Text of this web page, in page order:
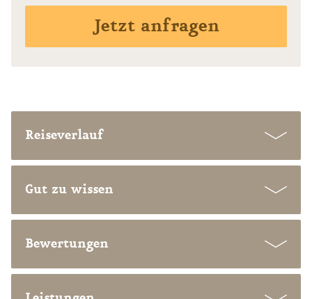
Reiseverlauf
Gut zu wissen
Bewertungen
Jetzt anfragen